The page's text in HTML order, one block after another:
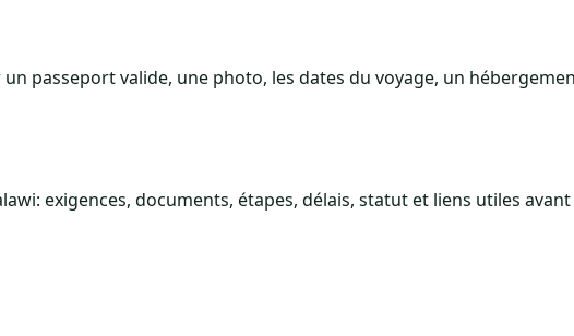
passeport valide, une photo, les dates du voyage, un
exigences, documents, étapes, délais, statut et liens utiles avant